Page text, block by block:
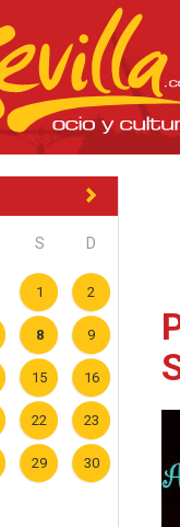
S D
1 2
8 9
15 16
22 23
29 30